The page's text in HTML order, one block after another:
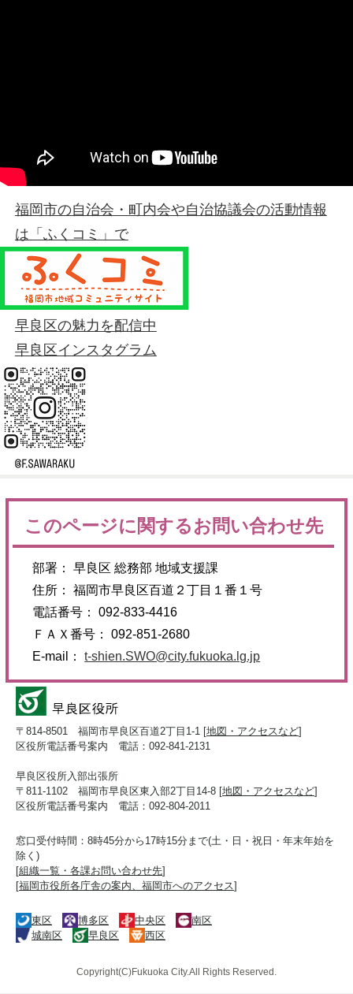
福岡市の自治会・町内会や自治協議会の活動情報
は「ふくコミ」で
早良区の魅力を配信中
早良区インスタグラム
このページに関するお問い合わせ先
部署： 早良区 総務部 地域支援課
住所： 福岡市早良区百道２丁目１番１号
電話番号： 092-833-4416
ＦＡＸ番号： 092-851-2680
E-mail：t-shien.SWO@city.fukuoka.lg.jp
〒814-8501 福岡市早良区百道2丁目1-1 [地図・アクセスなど]
区役所電話番号案内 電話：092-841-2131
早良区役所入部出張所
〒811-1102 福岡市早良区東入部2丁目14-8 [地図・アクセスなど]
区役所電話番号案内 電話：092-804-2011
窓口受付時間：8時45分から17時15分まで(土・日・祝日・年末年始を
除く)
[組織一覧・各課お問い合わせ先]
[福岡市役所各庁舎の案内、福岡市へのアクセス]
東区 博多区 中央区
南区
城南区
早良区 西区
Copyright(C)Fukuoka City.All Rights Reserved.